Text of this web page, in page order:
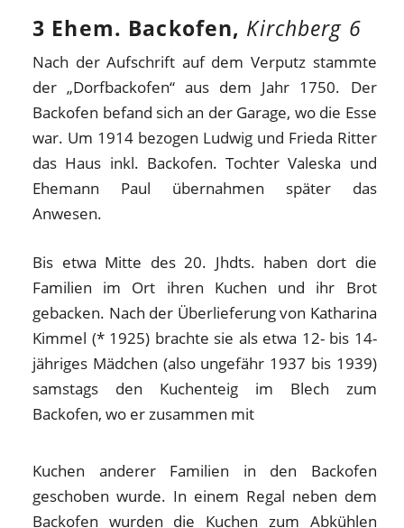
3 Ehem. Backofen, Kirchberg 6
Nach der Aufschrift auf dem Verputz stammte
der „Dorfbackofen“ aus dem Jahr 1750. Der
Backofen befand sich an der Garage, wo die Esse
war. Um 1914 bezogen Ludwig und Frieda Ritter
das Haus inkl. Backofen. Tochter Valeska und
Ehemann Paul übernahmen später das
Anwesen.
Bis etwa Mitte des 20. Jhdts. haben dort die
Familien im Ort ihren Kuchen und ihr Brot
gebacken. Nach der Überlieferung von Katharina
Kimmel (* 1925) brachte sie als etwa 12- bis 14-
jähriges Mädchen (also ungefähr 1937 bis 1939)
samstags den Kuchenteig im Blech zum
Backofen, wo er zusammen mit
Kuchen anderer Familien in den Backofen
geschoben wurde. In einem Regal neben dem
Backofen wurden die Kuchen zum Abkühlen